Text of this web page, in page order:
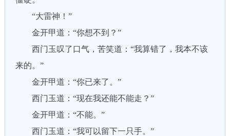
“大雷神！”
金开甲道：“你想不到？”
西门玉叹了口气，苦笑道：“我算错了，我本不该
来的。”
金开甲道：“你已来了。”
西门玉道：“现在我还能不能走？”
金开甲道：“不能。”
西门玉道：“我可以留下一只手。”